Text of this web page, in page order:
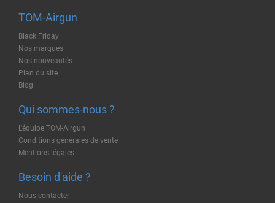
TOM-Airgun
Black Friday
Nos marques
Nos nouveautés
Plan du site
Blog
Qui sommes-nous ?
L'équipe TOM-Airgun
Conditions générales de vente
Mentions légales
Besoin d'aide ?
Nous contacter